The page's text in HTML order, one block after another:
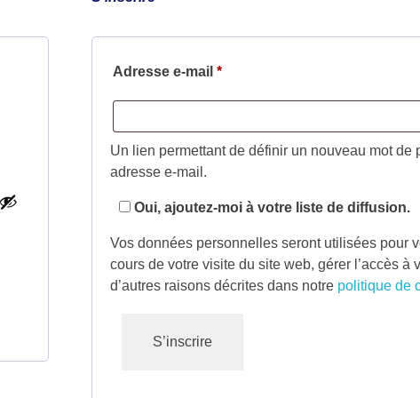
Adresse e-mail*
Un lien permettant de définir un nouveau mot de
adresse e-mail.
Oui, ajoutez-moi à votre liste de diffusion.
Vos données personnelles seront utilisées pour
cours de votre visite du site web, gérer l’accès à
d’autres raisons décrites dans notre politique de
S’inscrire